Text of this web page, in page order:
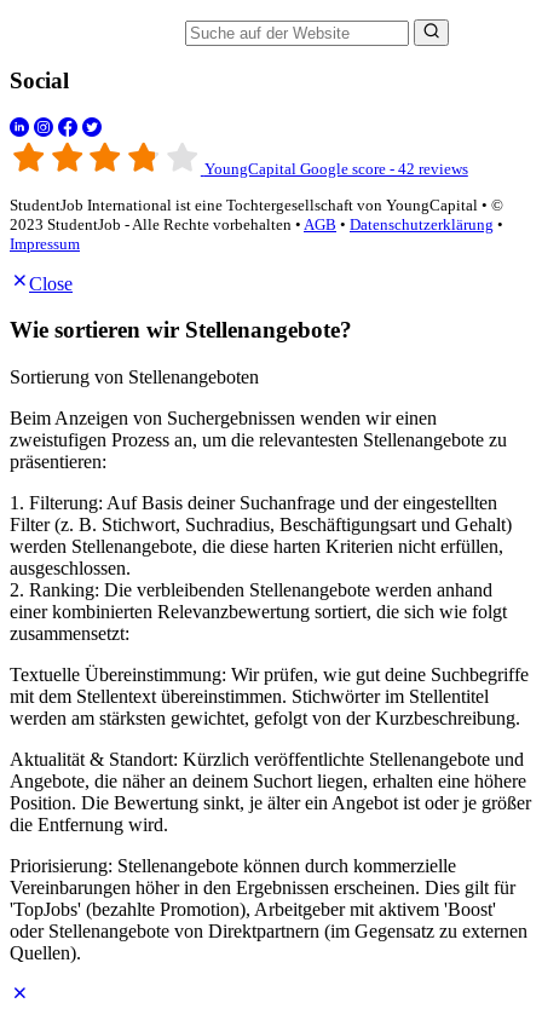
Social
YoungCapital Google score - 42 reviews
StudentJob International ist eine Tochtergesellschaft von YoungCapital • ©
2023 StudentJob - Alle Rechte vorbehalten • AGB • Datenschutzerklärung •
Impressum
Close
Wie sortieren wir Stellenangebote?
Sortierung von Stellenangeboten
Beim Anzeigen von Suchergebnissen wenden wir einen
zweistufigen Prozess an, um die relevantesten Stellenangebote zu
präsentieren:
1. Filterung: Auf Basis deiner Suchanfrage und der eingestellten
Filter (z. B. Stichwort, Suchradius, Beschäftigungsart und Gehalt)
werden Stellenangebote, die diese harten Kriterien nicht erfüllen,
ausgeschlossen.
2. Ranking: Die verbleibenden Stellenangebote werden anhand
einer kombinierten Relevanzbewertung sortiert, die sich wie folgt
zusammensetzt:
Textuelle Übereinstimmung: Wir prüfen, wie gut deine Suchbegriffe
mit dem Stellentext übereinstimmen. Stichwörter im Stellentitel
werden am stärksten gewichtet, gefolgt von der Kurzbeschreibung.
Aktualität & Standort: Kürzlich veröffentlichte Stellenangebote und
Angebote, die näher an deinem Suchort liegen, erhalten eine höhere
Position. Die Bewertung sinkt, je älter ein Angebot ist oder je größer
die Entfernung wird.
Priorisierung: Stellenangebote können durch kommerzielle
Vereinbarungen höher in den Ergebnissen erscheinen. Dies gilt für
'TopJobs' (bezahlte Promotion), Arbeitgeber mit aktivem 'Boost'
oder Stellenangebote von Direktpartnern (im Gegensatz zu externen
Quellen).